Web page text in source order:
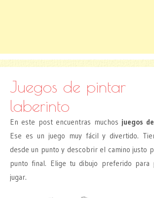
Juegos de pintar
laberinto
En este post encuentras muchos juegos
Ese es un juego muy fácil y divertido.
desde un punto y descobrir el camino justo
punto final. Elige tu dibujo preferido
jugar.